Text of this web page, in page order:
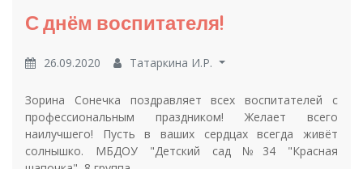
С днём воспитателя!
26.09.2020 Татаркина И.Р.
Зорина Сонечка поздравляет всех воспитателей с
профессиональным праздником! Желает всего
наилучшего! Пусть в ваших сердцах всегда живёт
солнышко. МБДОУ "Детский сад №34 "Красная